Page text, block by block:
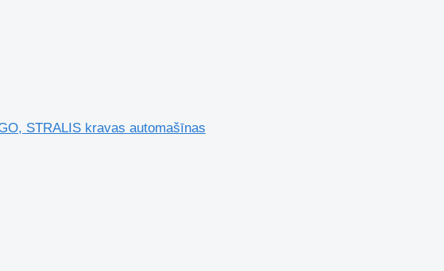
STRALIS kravas automašīnas